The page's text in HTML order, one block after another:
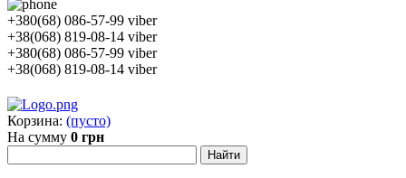
+380(68) 086-57-99 viber
+38(068) 819-08-14 viber
+380(68) 086-57-99 viber
+38(068) 819-08-14 viber
Корзина: (пусто)
На сумму 0 грн